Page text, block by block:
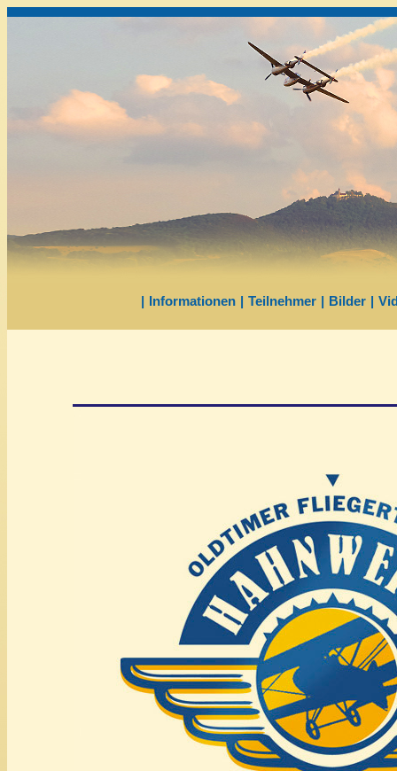
| Informationen | Teilnehmer | Bilder |